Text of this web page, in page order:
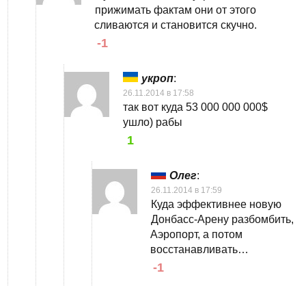
прижимать фактам они от этого
сливаются и становится скучно.
-1
укроп:
26.11.2014 в 17:58
так вот куда 53 000 000 000$
ушло) рабы
1
Олег:
26.11.2014 в 17:59
Куда эффективнее новую
Донбасс-Арену разбомбить,
Аэропорт, а потом
восстанавливать…
-1